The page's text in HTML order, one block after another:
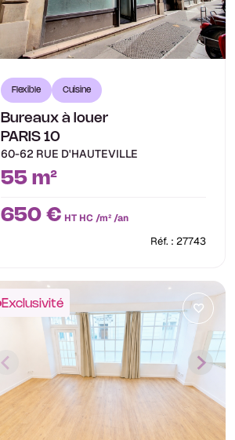
Flexible Cuisine
Bureaux à louer
PARIS 10
60-62 RUE D'HAUTEVILLE
55 m²
650 € HT HC /m² /an
Réf. : 27743
Exclusivité